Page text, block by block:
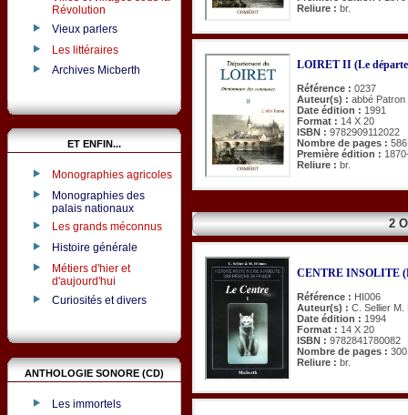
Révolution
Vieux parlers
Les littéraires
Archives Micberth
ET ENFIN...
Monographies agricoles
Monographies des
palais nationaux
Les grands méconnus
Histoire générale
Métiers d'hier et
d'aujourd'hui
Curiosités et divers
ANTHOLOGIE SONORE (CD)
Les immortels
Reliure : br.
LOIRET II (Le
Référence : 0237
Auteur(s) : abbé Patron
Date édition : 1991
Format : 14 X 20
ISBN : 9782909112022
Nombre de pages : 586
Première édition :
Reliure : br.
2
CENTRE INSOLITE
Référence : HI006
Auteur(s) : C. Sellier M.
Date édition : 1994
Format : 14 X 20
ISBN : 9782841780082
Nombre de pages : 300
Reliure : br.